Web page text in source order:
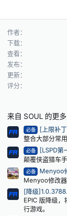
作者
下载
查看
发布
更新
评分
来自 SOUL 的更
必备
[上限补
整合大部分常
必备
[LSPD第
颠覆侠盗猎车
必备
Menyoo
Menyoo修改
[降级
EPIC 版降级
行游戏。